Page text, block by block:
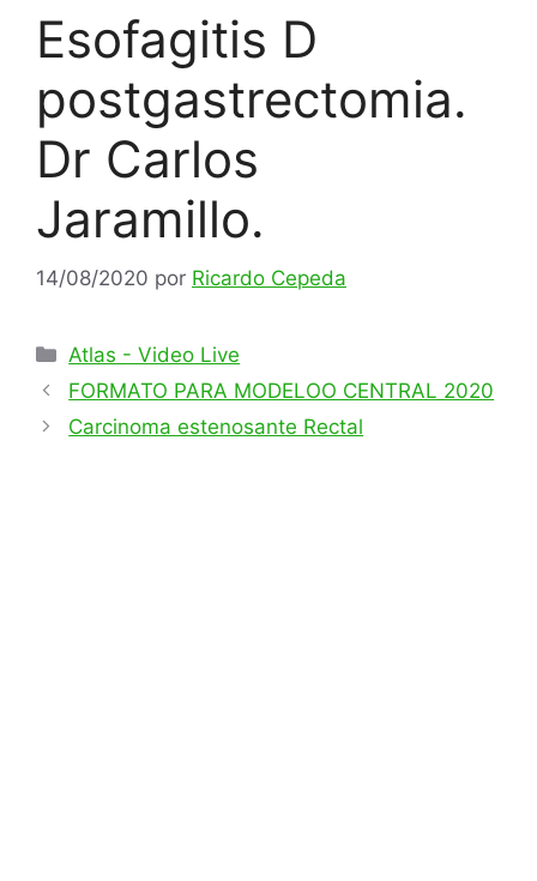
Esofagitis D
postgastrectomia.
Dr Carlos
Jaramillo.
14/08/2020 por Ricardo Cepeda
Categorías
Atlas - Video Live
FORMATO PARA MODELOO CENTRAL 2020
Carcinoma estenosante Rectal